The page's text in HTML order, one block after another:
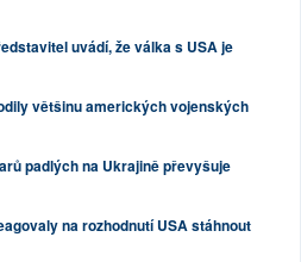
uvádí, že válka s USA je
většinu amerických vojenských
padlých na Ukrajině převyšuje
na rozhodnutí USA stáhnout